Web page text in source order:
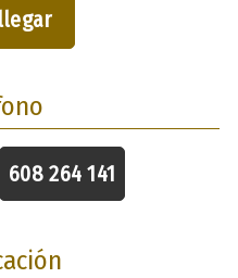
608 264 141